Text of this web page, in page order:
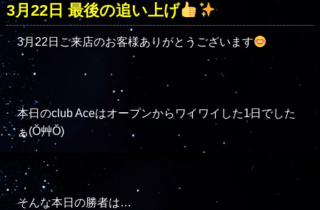
3月22日 最後の追い上げ
3月22日ご来店のお客様ありがとうございます
本日のclub Aceはオープンからワイワイした1日でした
ぁ(Ŏ艸Ŏ)
そんな本日の勝者は…